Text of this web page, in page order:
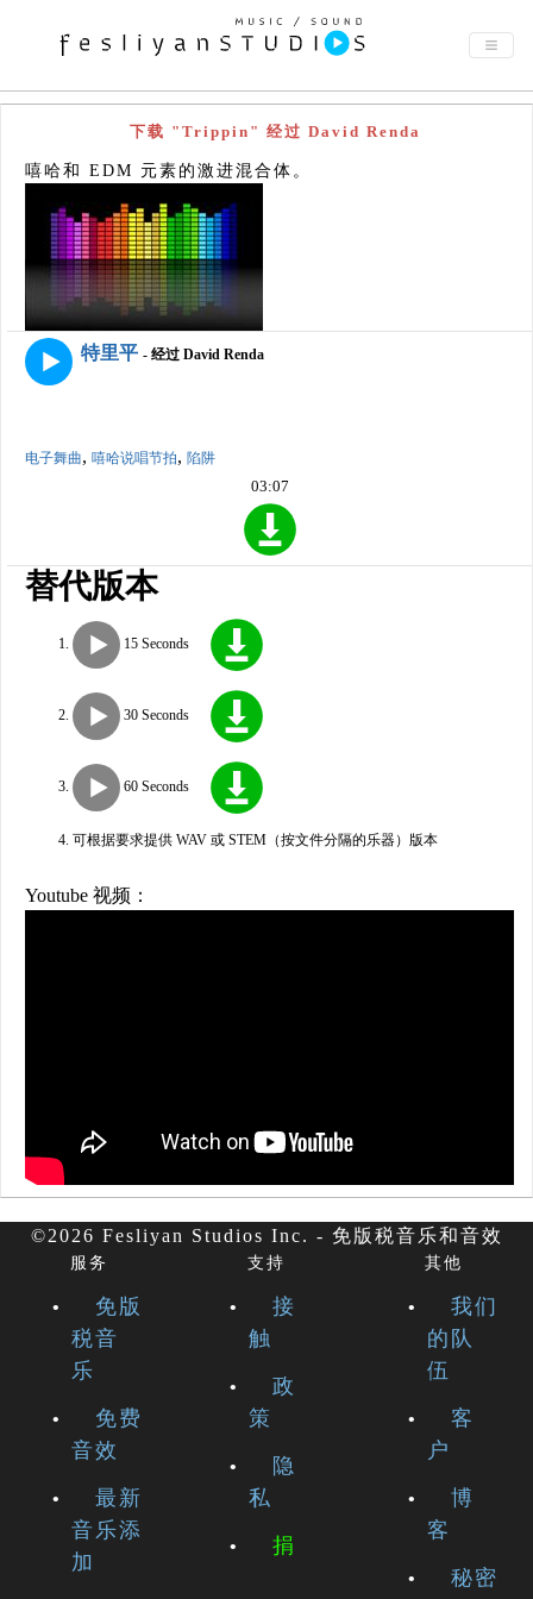
下载 "Trippin" 经过 David Renda
嘻哈和 EDM 元素的激进混合体。
特里平 - 经过 David Renda
电子舞曲, 嘻哈说唱节拍, 陷阱
03:07
替代版本
15 Seconds
30 Seconds
60 Seconds
可根据要求提供 WAV 或 STEM（按文件分隔的乐器）版本
Youtube 视频：
©2026 Fesliyan Studios Inc. - 免版税音乐和音效
服务
免版
税音
乐
免费
音效
最新
音乐添
加
支持
接
触
政
策
隐
私
捐
其他
我们
的队
伍
客
户
博
客
秘密